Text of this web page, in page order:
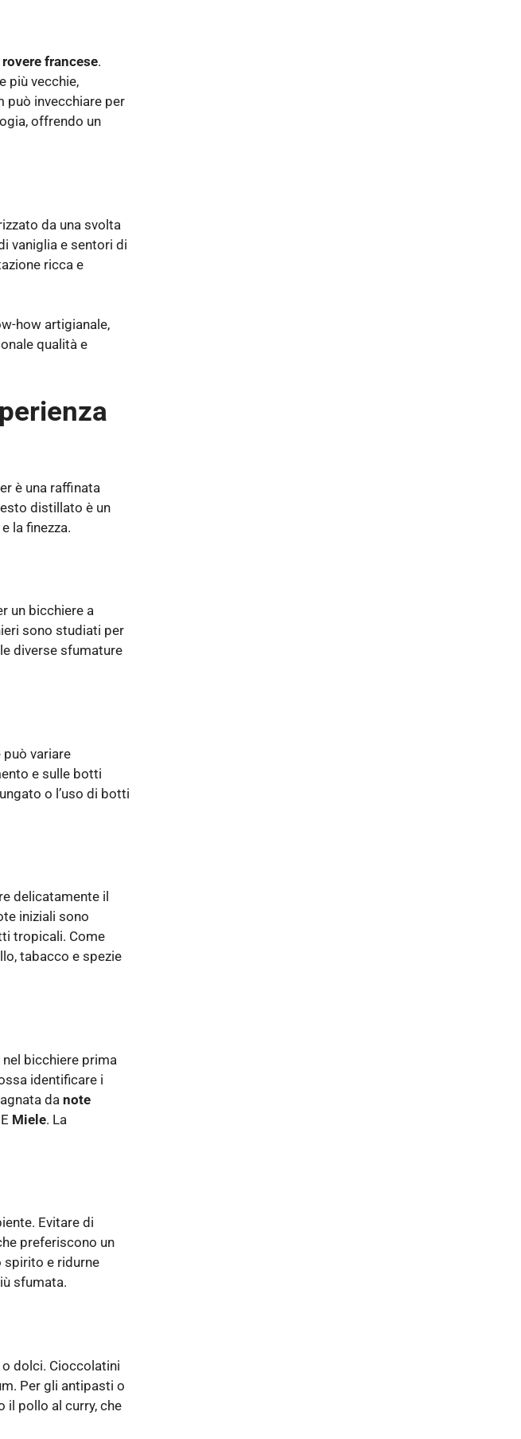
francese.
più vecchie,
può invecchiare per
offrendo un
da una svolta
vaniglia e sentori di
ricca e
how artigianale,
qualità e
è una raffinata
distillato è un
la finezza.
un bicchiere a
sono studiati per
diverse sfumature
variare
e sulle botti
o l’uso di botti
delicatamente il
iniziali sono
tropicali. Come
tabacco e spezie
bicchiere prima
identificare i
da note
E Miele. La
Evitare di
preferiscono un
spirito e ridurne
sfumata.
dolci. Cioccolatini
Per gli antipasti o
il pollo al curry, che